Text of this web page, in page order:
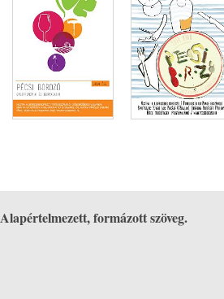
Alapértelmezett, formázott szöveg.